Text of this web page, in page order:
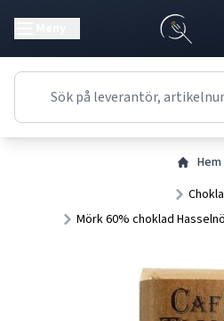
Hem
Mörk 60% choklad